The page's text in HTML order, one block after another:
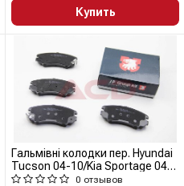
Купить
Гальмівні колодки пер. Hyundai
Tucson 04-10/Kia Sportage 04-
(mando) з датчиком
0 отзывов